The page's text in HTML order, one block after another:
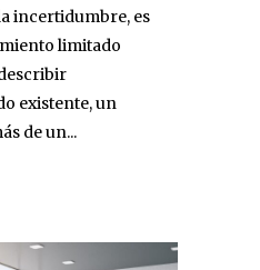
incertidumbre, es
limitado
existente, un
de un...